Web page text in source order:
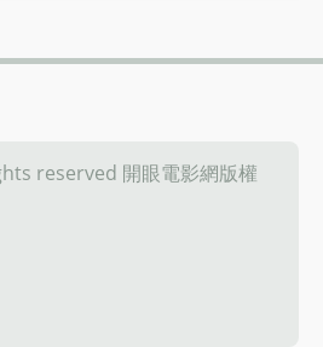
reserved 開眼電影網版權